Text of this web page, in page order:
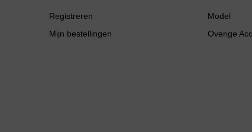
Registreren
Mijn bestellingen
Model
Overige